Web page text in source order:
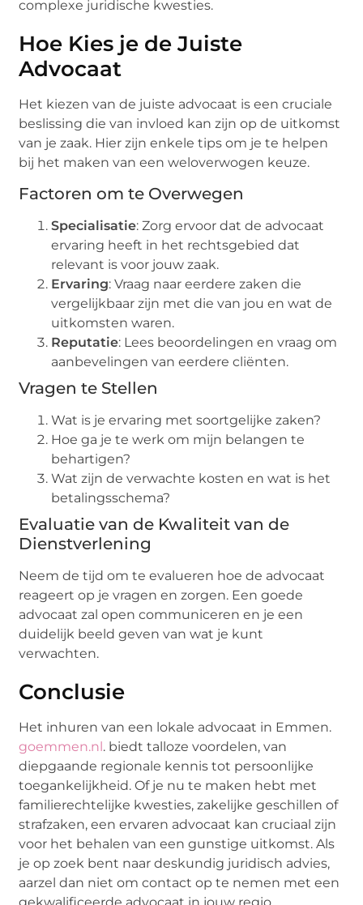
complexe juridische kwesties.
Hoe Kies je de Juiste
Advocaat
Het kiezen van de juiste advocaat is een cruciale
beslissing die van invloed kan zijn op de uitkomst
van je zaak. Hier zijn enkele tips om je te helpen
bij het maken van een weloverwogen keuze.
Factoren om te Overwegen
Specialisatie: Zorg ervoor dat de advocaat
ervaring heeft in het rechtsgebied dat
relevant is voor jouw zaak.
Ervaring: Vraag naar eerdere zaken die
vergelijkbaar zijn met die van jou en wat de
uitkomsten waren.
Reputatie: Lees beoordelingen en vraag om
aanbevelingen van eerdere cliënten.
Vragen te Stellen
Wat is je ervaring met soortgelijke zaken?
Hoe ga je te werk om mijn belangen te
behartigen?
Wat zijn de verwachte kosten en wat is het
betalingsschema?
Evaluatie van de Kwaliteit van de
Dienstverlening
Neem de tijd om te evalueren hoe de advocaat
reageert op je vragen en zorgen. Een goede
advocaat zal open communiceren en je een
duidelijk beeld geven van wat je kunt
verwachten.
Conclusie
Het inhuren van een lokale advocaat in Emmen.
goemmen.nl. biedt talloze voordelen, van
diepgaande regionale kennis tot persoonlijke
toegankelijkheid. Of je nu te maken hebt met
familierechtelijke kwesties, zakelijke geschillen of
strafzaken, een ervaren advocaat kan cruciaal zijn
voor het behalen van een gunstige uitkomst. Als
je op zoek bent naar deskundig juridisch advies,
aarzel dan niet om contact op te nemen met een